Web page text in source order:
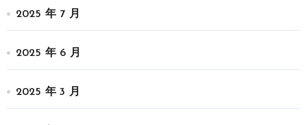
2025 年 7 月
2025 年 6 月
2025 年 3 月